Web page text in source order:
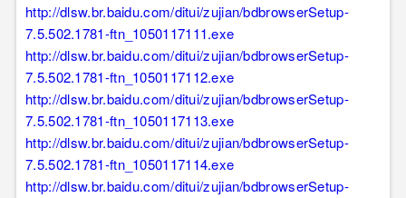
http://dlsw.br.baidu.com/ditui/zujian/bdbrowserSetup-
7.5.502.1781-ftn_1050117111.exe
http://dlsw.br.baidu.com/ditui/zujian/bdbrowserSetup-
7.5.502.1781-ftn_1050117112.exe
http://dlsw.br.baidu.com/ditui/zujian/bdbrowserSetup-
7.5.502.1781-ftn_1050117113.exe
http://dlsw.br.baidu.com/ditui/zujian/bdbrowserSetup-
7.5.502.1781-ftn_1050117114.exe
http://dlsw.br.baidu.com/ditui/zujian/bdbrowserSetup-